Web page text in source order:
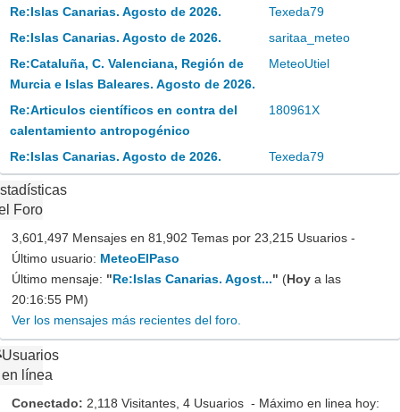
Re:Islas Canarias. Agosto de 2026.
Texeda79
Re:Islas Canarias. Agosto de 2026.
saritaa_meteo
Re:Cataluña, C. Valenciana, Región de
Murcia e Islas Baleares. Agosto de 2026.
MeteoUtiel
Re:Articulos científicos en contra del
calentamiento antropogénico
180961X
Re:Islas Canarias. Agosto de 2026. Texeda79
Foro
3,601,497 Mensajes en 81,902 Temas por 23,215 Usuarios -
Último usuario: MeteoElPaso
Último mensaje: "Re:Islas Canarias. Agost..." (Hoy a las
20:16:55 PM)
Ver los mensajes más recientes del foro.
Usuarios
en línea
Conectado: 2,118 Visitantes, 4 Usuarios - Máximo en linea hoy: